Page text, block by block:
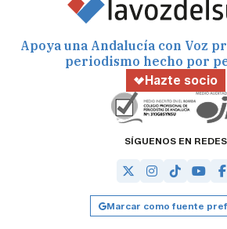
Apoya una Andalucía con Voz
periodismo hecho por
Hazte socio
SÍGUENOS EN REDES
Marcar como fuente